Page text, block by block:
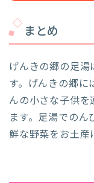
まとめ
げんきの郷の足
す。げんきの郷に
んの小さな子供を
ます。足湯でのん
鮮な野菜をお土産